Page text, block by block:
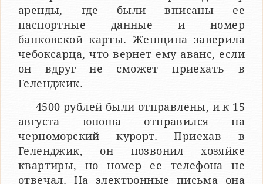
аренды, где были вписаны ее
паспортные данные и номер
банковской карты. Женщина заверила
чебоксарца, что вернет ему аванс, если
он вдруг не сможет приехать в
Геленджик.
4500 рублей были отправлены, и к 15
августа юноша отправился на
черноморский курорт. Приехав в
Геленджик, он позвонил хозяйке
квартиры, но номер ее телефона не
отвечал. На электронные письма она